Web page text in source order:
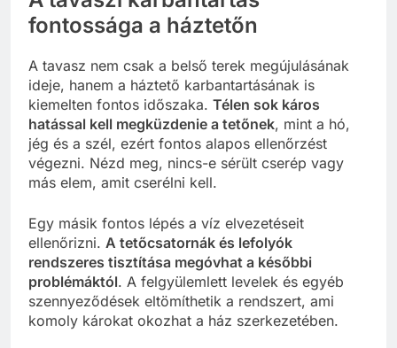
fontossága a háztetőn
A tavasz nem csak a belső terek megújulásának
ideje, hanem a háztető karbantartásának is
kiemelten fontos időszaka. Télen sok káros
hatással kell megküzdenie a tetőnek, mint a hó,
jég és a szél, ezért fontos alapos ellenőrzést
végezni. Nézd meg, nincs-e sérült cserép vagy
más elem, amit cserélni kell.
Egy másik fontos lépés a víz elvezetéseit
ellenőrizni. A tetőcsatornák és lefolyók
rendszeres tisztítása megóvhat a későbbi
problémáktól. A felgyülemlett levelek és egyéb
szennyeződések eltömíthetik a rendszert, ami
komoly károkat okozhat a ház szerkezetében.